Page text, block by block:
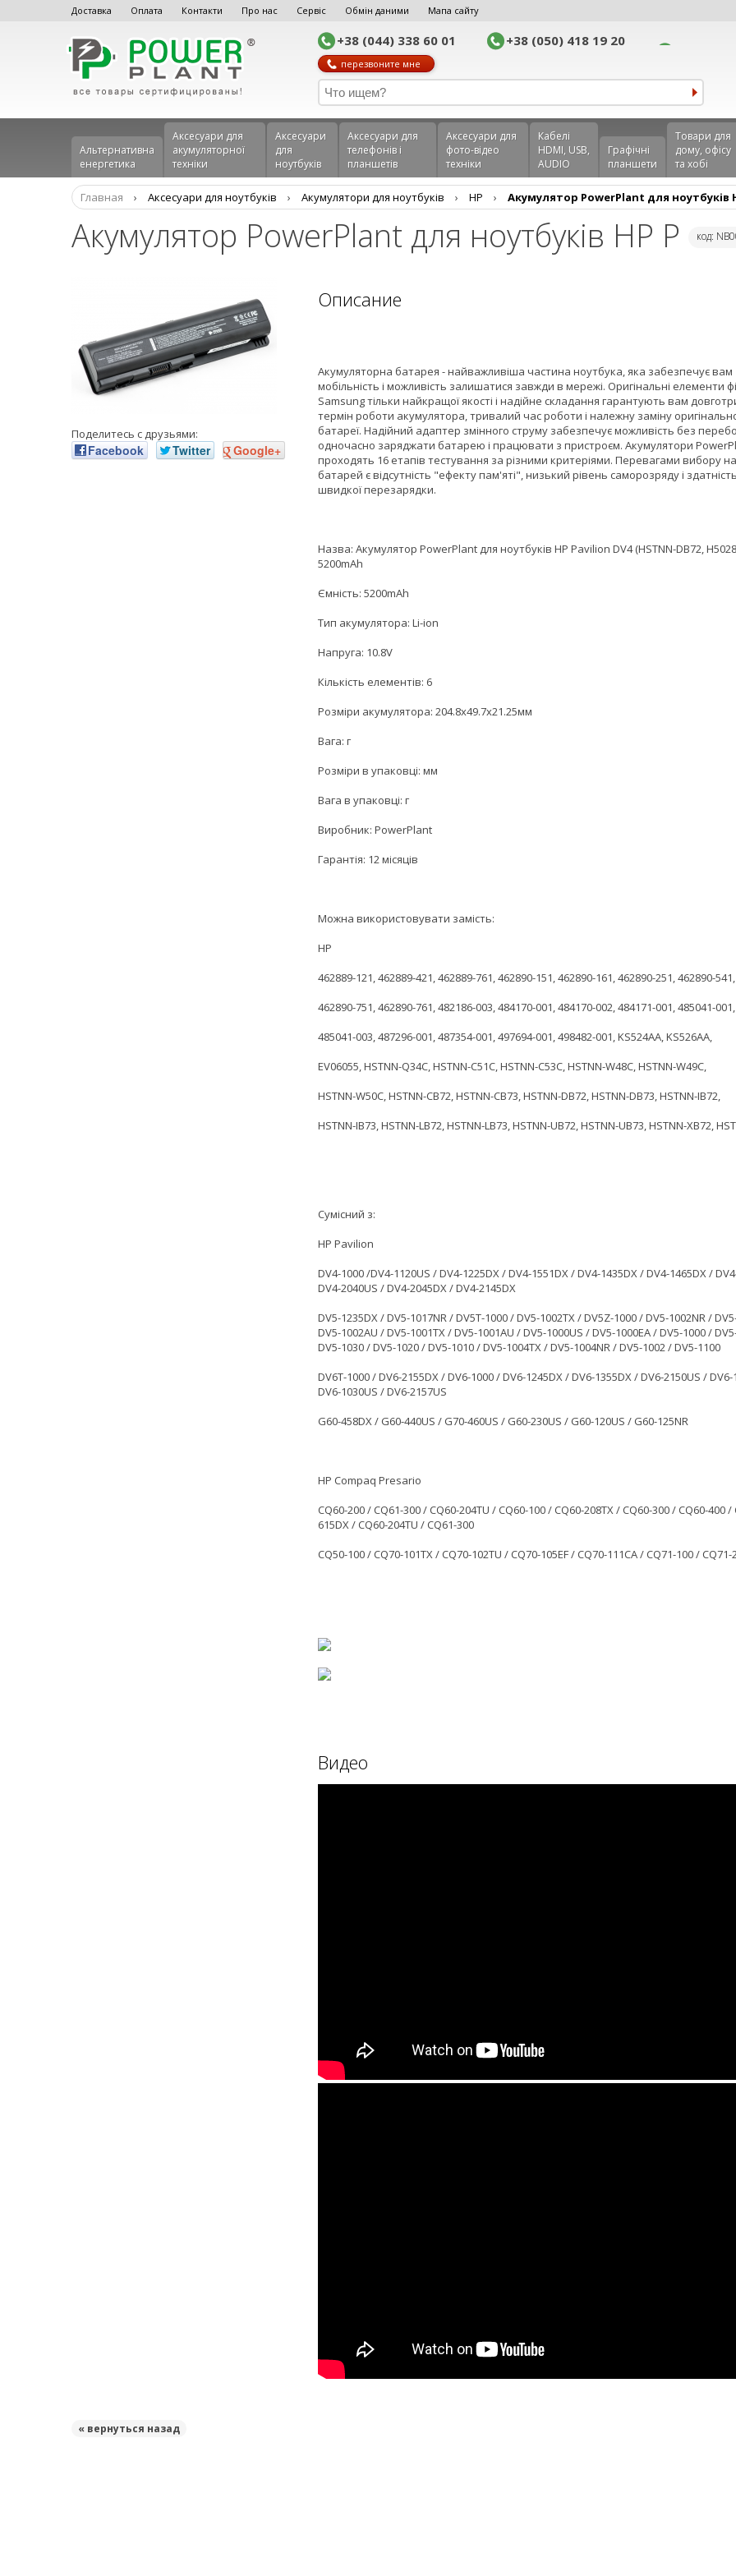
Доставка Оплата Контакти Про нас Сервіс Обмін даними Мапа сайту
+38 (044) 338 60 01 +38 (050) 418 19 20
перезвоните мне
Альтернативна
енергетика
Аксесуари для
акумуляторної
техніки
Аксесуари
для
ноутбуків
Аксеcуари для
телефонів і
планшетів
Аксесуари для
фото-відео
техніки
Кабелі
HDMI, USB,
AUDIO
Графічні
планшети
Товари для
дому, офісу
та хобі
Главная › Аксесуари для ноутбуків › Aкумулятори для ноутбуків › HP › Акумулятор PowerPlant для ноутбуків
Акумулятор PowerPlant для ноутбуків HP P код:
Поделитесь с друзьями:
Facebook Twitter Google+
Описание
Акумуляторна батарея - найважливіша частина ноутбука, яка забезпечує вам
мобільність і можливість залишатися завжди в мережі. Оригінальні елементи
Samsung тільки найкращої якості і надійне складання гарантують вам
термін роботи акумулятора, тривалий час роботи і належну заміну
батареї. Надійний адаптер змінного струму забезпечує можливість без
одночасно заряджати батарею і працювати з пристроєм. Акумулятори
проходять 16 етапів тестування за різними критеріями. Перевагами вибору
батарей є відсутність "ефекту пам'яті", низький рівень саморозряду і
швидкої перезарядки.
Назва: Акумулятор PowerPlant для ноутбуків HP Pavilion DV4 (HSTNN-DB72,
5200mAh
Ємність: 5200mAh
Тип акумулятора: Li-ion
Напруга: 10.8V
Кількість елементів: 6
Розміри акумулятора: 204.8x49.7x21.25мм
Вага: г
Розміри в упаковці: мм
Вага в упаковці: г
Виробник: PowerPlant
Гарантія: 12 місяців
Можна використовувати замість:
HP
462889-121, 462889-421, 462889-761, 462890-151, 462890-161, 462890-251, 462890-541,
462890-751, 462890-761, 482186-003, 484170-001, 484170-002, 484171-001, 485041-001,
485041-003, 487296-001, 487354-001, 497694-001, 498482-001, KS524AA, KS526AA,
EV06055, HSTNN-Q34C, HSTNN-C51C, HSTNN-C53C, HSTNN-W48C, HSTNN-W49C,
HSTNN-W50C, HSTNN-CB72, HSTNN-CB73, HSTNN-DB72, HSTNN-DB73, HSTNN-IB72,
HSTNN-IB73, HSTNN-LB72, HSTNN-LB73, HSTNN-UB72, HSTNN-UB73, HSTNN-XB72,
Сумісний з:
HP Pavilion
DV4-1000 /DV4-1120US / DV4-1225DX / DV4-1551DX / DV4-1435DX / DV4-1465DX /
DV4-2040US / DV4-2045DX / DV4-2145DX
DV5-1235DX / DV5-1017NR / DV5T-1000 / DV5-1002TX / DV5Z-1000 / DV5-1002NR /
DV5-1002AU / DV5-1001TX / DV5-1001AU / DV5-1000US / DV5-1000EA / DV5-1000 /
DV5-1030 / DV5-1020 / DV5-1010 / DV5-1004TX / DV5-1004NR / DV5-1002 / DV5-1100
DV6T-1000 / DV6-2155DX / DV6-1000 / DV6-1245DX / DV6-1355DX / DV6-2150US /
DV6-1030US / DV6-2157US
G60-458DX / G60-440US / G70-460US / G60-230US / G60-120US / G60-125NR
HP Compaq Presario
CQ60-200 / CQ61-300 / CQ60-204TU / CQ60-100 / CQ60-208TX / CQ60-300 / CQ60-400 /
615DX / CQ60-204TU / CQ61-300
CQ50-100 / CQ70-101TX / CQ70-102TU / CQ70-105EF / CQ70-111CA / CQ71-100 / CQ71-
Видео
« вернуться назад